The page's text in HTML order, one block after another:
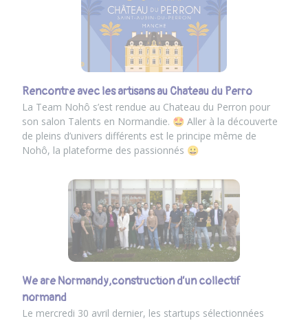
Rencontre avec les artisans au Chateau du Perro
La Team Nohô s’est rendue au Chateau du Perron pour
son salon Talents en Normandie. 🤩 Aller à la découverte
de pleins d’univers différents est le principe même de
Nohô, la plateforme des passionnés 😀
We are Normandy,construction d’un collectif
normand
Le mercredi 30 avril dernier, les startups sélectionnées